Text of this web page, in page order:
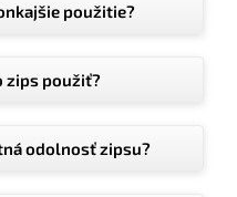
použitie?
zips použiť?
odolnosť zipsu?